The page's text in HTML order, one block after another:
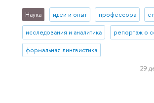
Наука идеи и опыт профессора
исследования и аналитика репортаж о
формальная лингвистика
29